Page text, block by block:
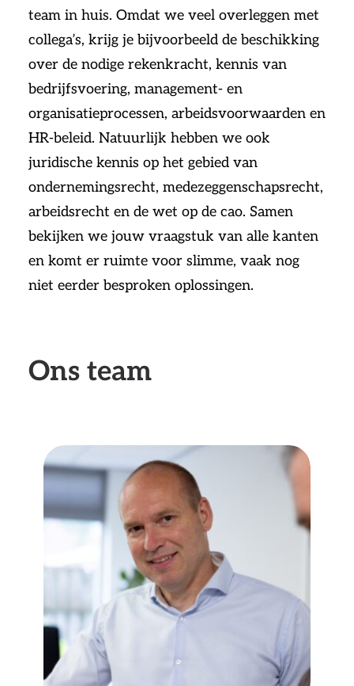
team in huis. Omdat we veel overleggen met
collega’s, krijg je bijvoorbeeld de beschikking
over de nodige rekenkracht, kennis van
bedrijfsvoering, management- en
organisatieprocessen, arbeidsvoorwaarden en
HR-beleid. Natuurlijk hebben we ook
juridische kennis op het gebied van
ondernemingsrecht, medezeggenschapsrecht,
arbeidsrecht en de wet op de cao. Samen
bekijken we jouw vraagstuk van alle kanten
en komt er ruimte voor slimme, vaak nog
niet eerder besproken oplossingen.
Ons team